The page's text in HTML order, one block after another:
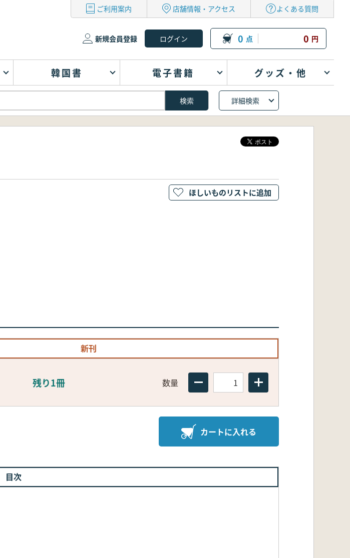
ご利用案内 店舗情報・アクセス よくある質問
新規会員登録 0 点 0 円
韓国書 電子書籍 グッズ・他
詳細検索
新刊
残り1冊 数量
カートに入れる
ほしいものリストに追加
目次